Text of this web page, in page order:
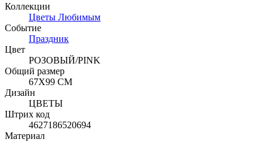
Коллекции
Цветы Любимым
Событие
Праздник
Цвет
РОЗОВЫЙ/PINK
Общий размер
67Х99 СМ
Дизайн
ЦВЕТЫ
Штрих код
4627186520694
Материал